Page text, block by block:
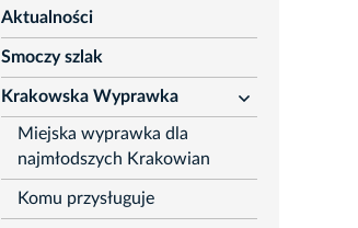
Aktualności
Smoczy szlak
Krakowska Wyprawka
rozwiń
Miejska wyprawka dla
najmłodszych Krakowian
Komu przysługuje